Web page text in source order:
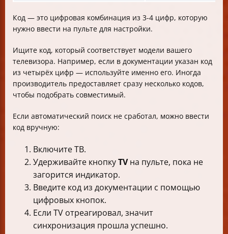
Код — это цифровая комбинация из 3-4 цифр, которую
нужно ввести на пульте для настройки.
Ищите код, который соответствует модели вашего
телевизора. Например, если в документации указан код
из четырёх цифр — используйте именно его. Иногда
производитель предоставляет сразу несколько кодов,
чтобы подобрать совместимый.
Если автоматический поиск не сработал, можно ввести
код вручную:
Включите ТВ.
Удерживайте кнопкуTVна пульте, пока не
загорится индикатор.
Введите код из документации с помощью
цифровых кнопок.
Если TV отреагировал, значит
синхронизация прошла успешно.